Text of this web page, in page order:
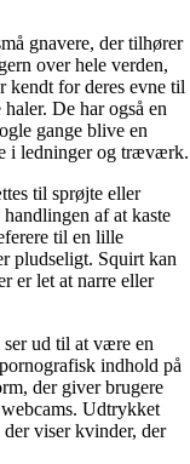
gnavere, der tilhører
over hele verden,
kendt for deres evne til
De har også en
gange blive en
i ledninger og træværk.
til sprøjte eller
af at kaste
til en lille
pludseligt. Squirt kan
er let at narre eller
ser ud til at være en
indhold på
der giver brugere
Udtrykket
viser kvinder, der